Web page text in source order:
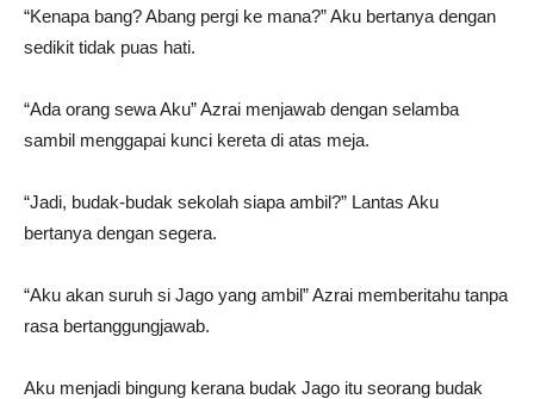
“Kenapa bang? Abang pergi ke mana?” Aku bertanya dengan
sedikit tidak puas hati.
“Ada orang sewa Aku” Azrai menjawab dengan selamba
sambil menggapai kunci kereta di atas meja.
“Jadi, budak-budak sekolah siapa ambil?” Lantas Aku
bertanya dengan segera.
“Aku akan suruh si Jago yang ambil” Azrai memberitahu tanpa
rasa bertanggungjawab.
Aku menjadi bingung kerana budak Jago itu seorang budak